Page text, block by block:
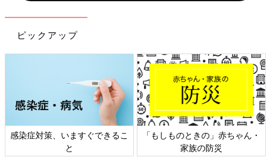
ピックアップ
「もしものときの」赤ちゃん・
家族の防災
日本外来小児科学会リーフレッ
ト検討会